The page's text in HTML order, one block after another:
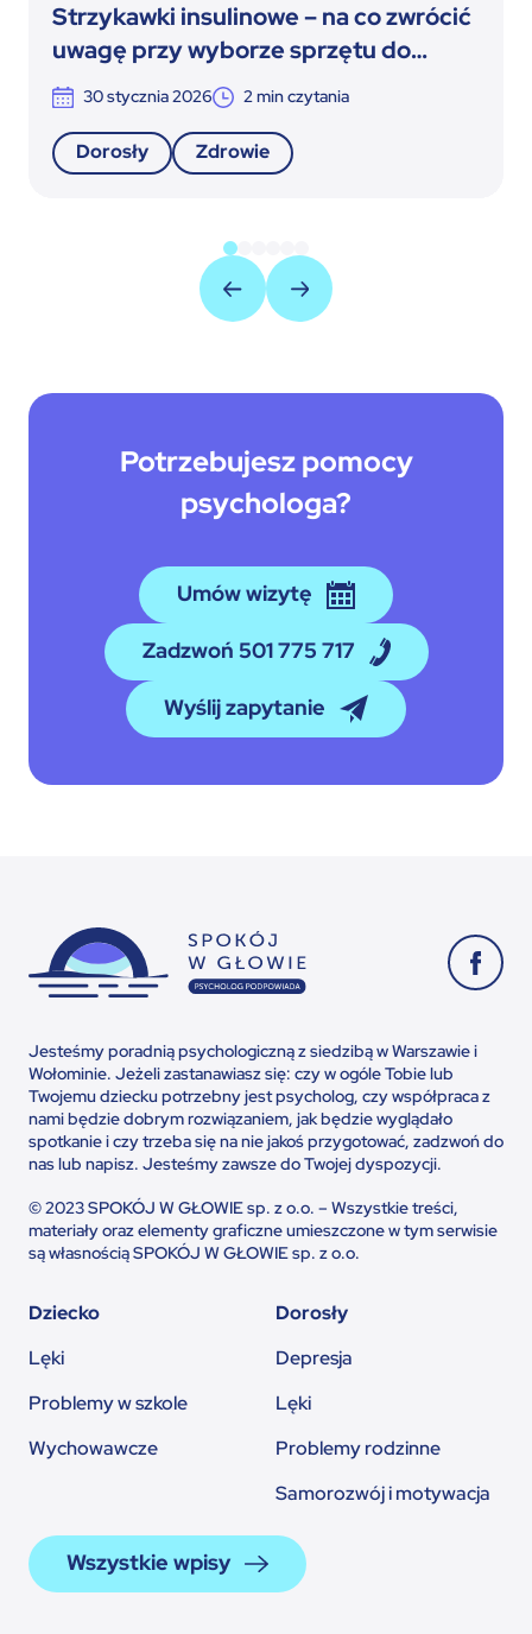
Strzykawki insulinowe – na co zwrócić
uwagę przy wyborze sprzętu do
terapii insulinowej
30 stycznia 2026 2min czytania
Dorosły Zdrowie
Potrzebujesz pomocy
psychologa?
Umów wizytę
Zadzwoń 501 775 717
Wyślij zapytanie
Jesteśmy poradnią psychologiczną z siedzibą w Warszawie i
Wołominie. Jeżeli zastanawiasz się: czy w ogóle Tobie lub
Twojemu dziecku potrzebny jest psycholog, czy współpraca z
nami będzie dobrym rozwiązaniem, jak będzie wyglądało
spotkanie i czy trzeba się na nie jakoś przygotować, zadzwoń do
nas lub napisz. Jesteśmy zawsze do Twojej dyspozycji.
© 2023 SPOKÓJ W GŁOWIE sp. z o.o. – Wszystkie treści,
materiały oraz elementy graficzne umieszczone w tym serwisie
są własnością SPOKÓJ W GŁOWIE sp. z o.o.
Dziecko
Lęki
Problemy w szkole
Wychowawcze
Dorosły
Depresja
Lęki
Problemy rodzinne
Samorozwój i motywacja
Wszystkie wpisy